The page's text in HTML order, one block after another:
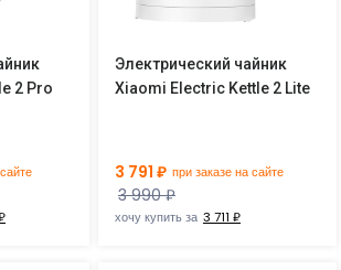
2 Pro
Электрический чайник
Xiaomi Electric Kettle 2 Lite
3 791 ₽ при заказе на сайте
3 990 ₽
хочу купить за 3 711 ₽